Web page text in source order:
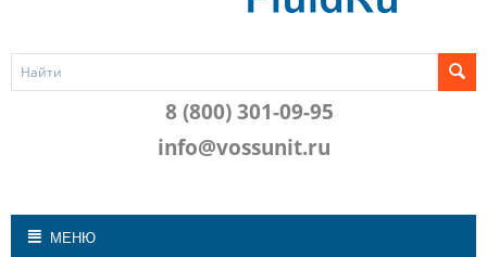
8 (800) 301-09-95
info@vossunit.ru
МЕНЮ